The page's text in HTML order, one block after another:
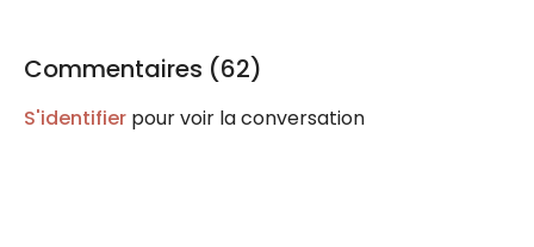
Commentaires (62)
S'identifier pour voir la conversation